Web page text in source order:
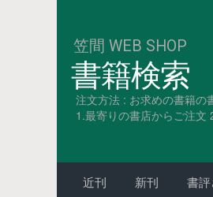
笠間 WEB SHOP
書籍検索
注文方法 : お求めの書籍の
1.最寄りの書店からご注
近刊 新刊 書